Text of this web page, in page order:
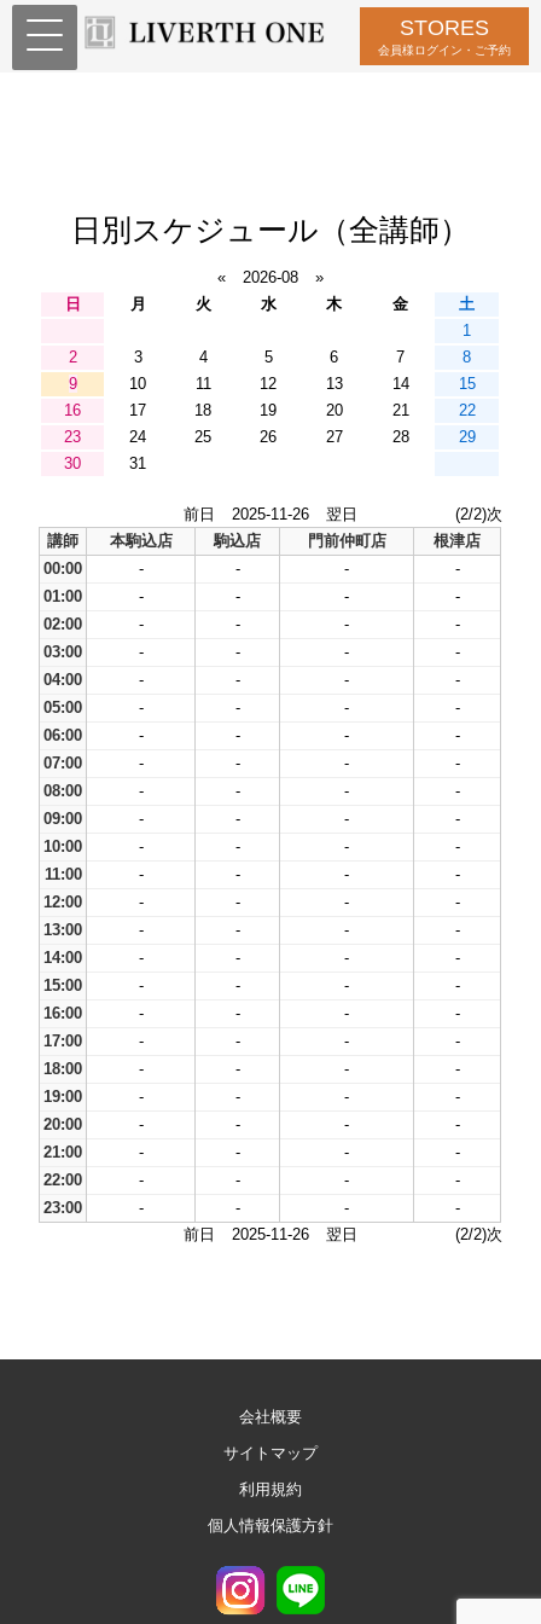
STORES
会員様ログイン・ご予約
日別スケジュール（全講師）
« 2026-08
»
日
月 火 水 木 金
土
1
2
3 4 5 6 7
8
9
10 11 12 13 14
15
16
17 18 19 20 21
22
23
24 25 26 27 28
29
30
31
前日 2025-11-26 翌日
(2/2)次
講師
本駒込店 駒込店 門前仲町店
根津店
00:00
- - -
-
01:00
- - -
-
02:00
- - -
-
03:00
- - -
-
04:00
- - -
-
05:00
- - -
-
06:00
- - -
-
07:00
- - -
-
08:00
- - -
-
09:00
- - -
-
10:00
- - -
-
11:00
- - -
-
12:00
- - -
-
13:00
- - -
-
14:00
- - -
-
15:00
- - -
-
16:00
- - -
-
17:00
- - -
-
18:00
- - -
-
19:00
- - -
-
20:00
- - -
-
21:00
- - -
-
22:00
- - -
-
23:00
- - -
-
前日
2025-11-26 翌日 (2/2)次
会社概要
サイトマップ
利用規約
個人情報保護方針